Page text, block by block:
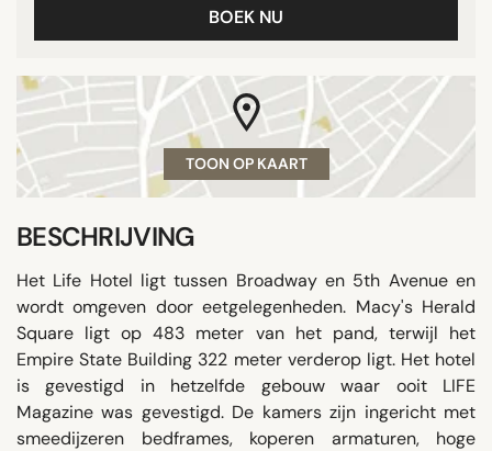
BOEK NU
TOON OP KAART
BESCHRIJVING
Het Life Hotel ligt tussen Broadway en 5th Avenue en
wordt omgeven door eetgelegenheden. Macy's Herald
Square ligt op 483 meter van het pand, terwijl het
Empire State Building 322 meter verderop ligt. Het hotel
is gevestigd in hetzelfde gebouw waar ooit LIFE
Magazine was gevestigd. De kamers zijn ingericht met
smeedijzeren bedframes, koperen armaturen, hoge